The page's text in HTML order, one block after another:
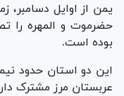
یمن از اوایل دسامبر،
حضرموت و المهره را
بوده است.
این دو استان حدود
عربستان مرز مشترک